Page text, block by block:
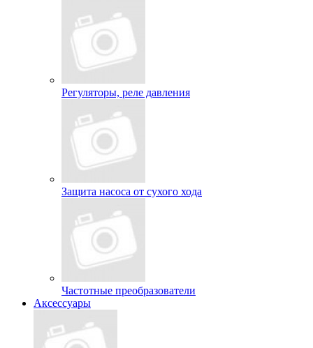
Регуляторы, реле давления
Защита насоса от сухого хода
Частотные преобразователи
Аксессуары